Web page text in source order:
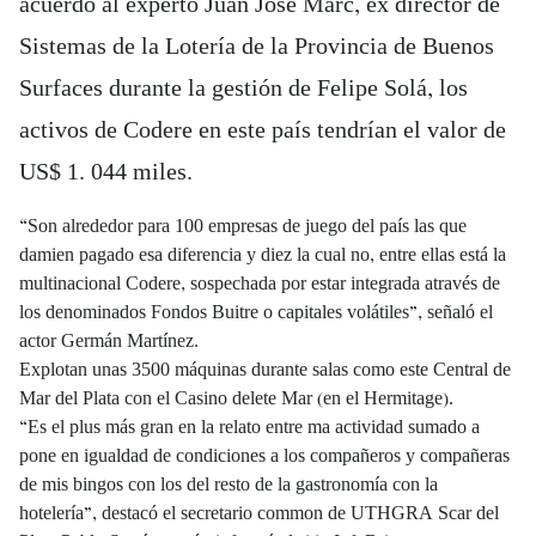
Sistemas de la Lotería de la Provincia de Buenos
Surfaces durante la gestión de Felipe Solá, los
activos de Codere en este país tendrían el valor de
US$ 1. 044 miles.
“Son alrededor para 100 empresas de juego del país las que
damien pagado esa diferencia y diez la cual no, entre ellas está la
multinacional Codere, sospechada por estar integrada através de
los denominados Fondos Buitre o capitales volátiles”, señaló el
actor Germán Martínez.
Explotan unas 3500 máquinas durante salas como este Central de
Mar del Plata con el Casino delete Mar (en el Hermitage).
“Es el plus más gran en la relato entre ma actividad sumado a
pone en igualdad de condiciones a los compañeros y compañeras
de mis bingos con los del resto de la gastronomía con la
hotelería”, destacó el secretario common de UTHGRA Scar del